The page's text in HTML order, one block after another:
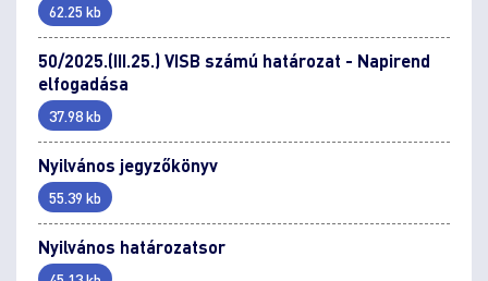
62.25 kb
50/2025.(III.25.) VISB számú határozat - Napirend
elfogadása
37.98 kb
Nyilvános jegyzőkönyv
55.39 kb
Nyilvános határozatsor